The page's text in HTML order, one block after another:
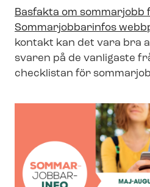
Basfakta om sommarjobb
Sommarjobbarinfos
kontakt kan det vara bra
svaren på de vanligaste
checklistan för